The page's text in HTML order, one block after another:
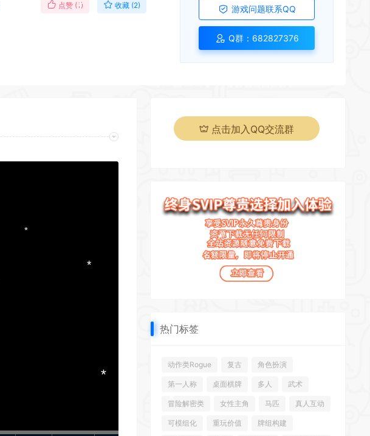
点赞 (1) 收藏 (2) 游戏问题联系QQ
Q群：682827376
点击加入QQ交流群
热门标签
动作类Rogue 复古 角色扮演
第一人称 桌面棋牌 多人 武术
冒险解密类 女性主角 马匹 真人互动
可模组化 重玩价值 牌组构建
*
*
*